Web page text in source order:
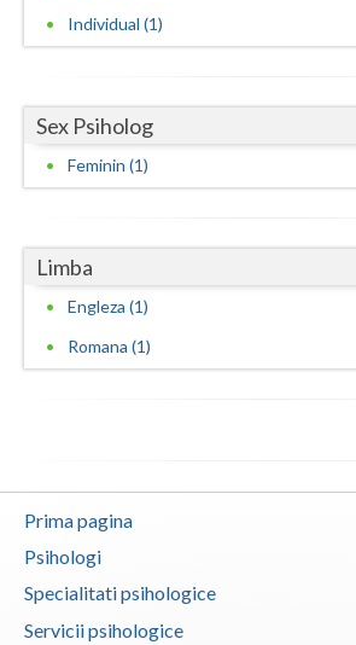
Tulcea
Vaslui
Vrancea
Individual (1)
Sex Psiholog
Feminin (1)
Limba
Engleza (1)
Romana (1)
Prima pagina
Psihologi
Specialitati psihologice
Servicii psihologice